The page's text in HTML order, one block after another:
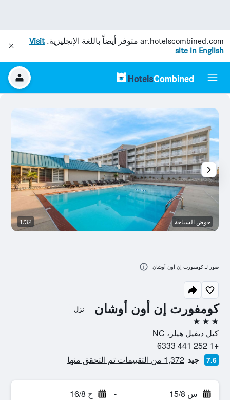
ar.hotelscombined.com متوفر أيضاً باللغة الإنجليزية.Visit
site in English
كومفورت إن أون أوشان نزل
3 نجوم
كيل ديفيل هيلز، NC
+1 252 441 6333
7.6 جيد 1,372 من التقييمات تم التحقق منها
س 15/8 - ح 16/8
حوض السباحة 1/32
صور لـ كومفورت إن أون أوشان